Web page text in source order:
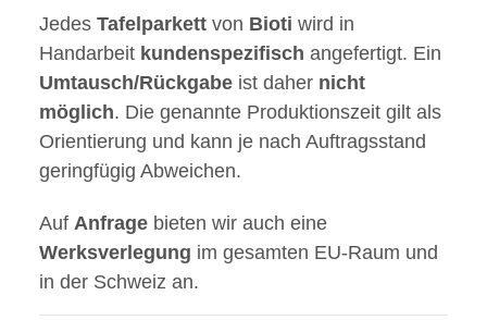
Jedes Tafelparkett von Bioti wird in
Handarbeit kundenspezifisch angefertigt. Ein
Umtausch/Rückgabe ist daher nicht
möglich. Die genannte Produktionszeit gilt als
Orientierung und kann je nach Auftragsstand
geringfügig Abweichen.
Auf Anfrage bieten wir auch eine
Werksverlegung im gesamten EU-Raum und
in der Schweiz an.